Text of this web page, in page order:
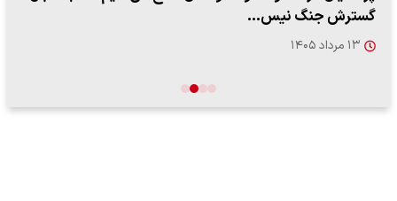
گسترش جنگ نیس…
۱۳ مرداد ۱۴۰۵